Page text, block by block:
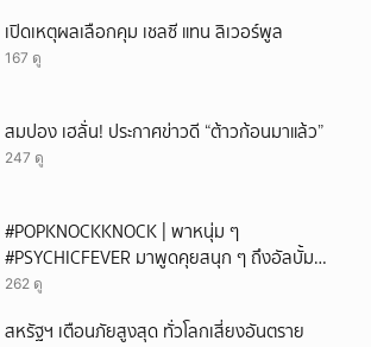
เปิดเหตุผลเลือกคุม เชลซี แทน ลิเวอร์พูล
167 ดู
สมปอง เฮลั่น! ประกาศข่าวดี “ต้าวก้อนมาแล้ว”
247 ดู
#POPKNOCKKNOCK | พาหนุ่ม ๆ
#PSYCHICFEVER มาพูดคุยสนุก ๆ ถึงอัลบั้ม
"DIFFERENT" และเพลงใหม่ 'If You're Mine'
262 ดู
สหรัฐฯ เตือนภัยสูงสุด ทั่วโลกเสี่ยงอันตราย